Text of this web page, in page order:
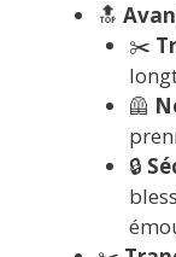
🔝
✂️
🦺
🔒